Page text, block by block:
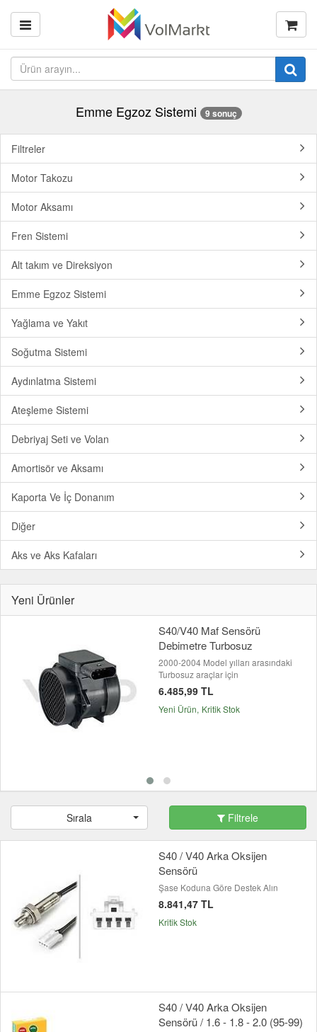
Emme Egzoz Sistemi 9 sonuç
Filtreler
Motor Takozu
Motor Aksamı
Fren Sistemi
Alt takım ve Direksiyon
Emme Egzoz Sistemi
Yağlama ve Yakıt
Soğutma Sistemi
Aydınlatma Sistemi
Ateşleme Sistemi
Debriyaj Seti ve Volan
Amortisör ve Aksamı
Kaporta Ve İç Donanım
Diğer
Aks ve Aks Kafaları
Yeni Ürünler
S40/V40 Maf Sensörü
Debimetre Turbosuz
2000-2004 Model yılları arasındaki
Turbosuz araçlar için
6.485,99 TL
Yeni Ürün Kritik Stok
Sırala Filtrele
S40 / V40 Arka Oksijen
Sensörü
Şase Koduna Göre Destek Alın
8.841,47 TL
Kritik Stok
S40 / V40 Arka Oksijen
Sensörü / 1.6 - 1.8 - 2.0 (95-99)